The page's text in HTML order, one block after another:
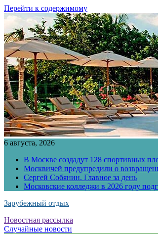
Перейти к содержимому
6 августа, 2026
В Москве создадут 128 спортивных
Москвичей предупредили о
Сергей Собянин. Главное за день
Московские колледжи в 2026 году
Зарубежный отдых
Новостная рассылка
Случайные новости